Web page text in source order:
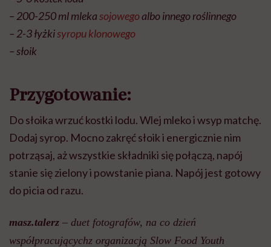
– 200-250 ml mlekasojowegoalbo innego roślinnego
– 2-3 łyżkisyropu klonowego
– słoik
Przygotowanie:
Do słoika wrzuć kostki lodu. Wlej mleko i wsyp matchę.
Dodaj syrop. Mocno zakręć słoik i energicznie nim
potrząsaj, aż wszystkie składniki się połączą, napój
stanie się zielony i powstanie piana. Napój jest gotowy
do picia od razu.
masz.talerz – duet fotografów, na co dzień
współpracującychz organizacją Slow Food Youth